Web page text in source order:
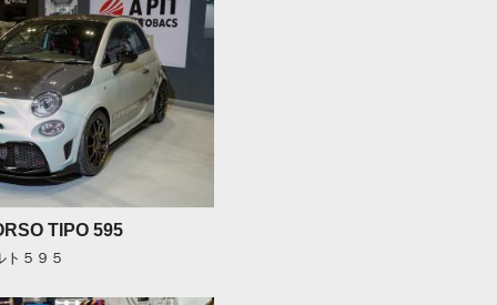
TIPO 595
ト５９５